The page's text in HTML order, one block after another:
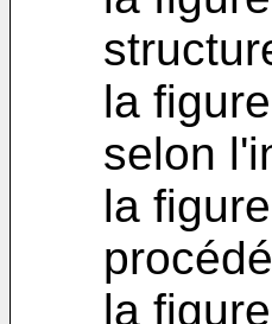
la
selon
la
la